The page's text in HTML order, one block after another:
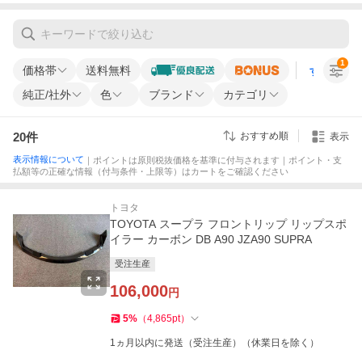
価格帯 送料無料 すべての条
純正/社外 色 ブランド カテゴリ
1
20件 おすすめ順 表示
表示情報について ｜ポイントは原則税抜価格を基準に付与されます｜ポイント・支
払額等の正確な情報（付与条件・上限等）はカートをご確認ください
トヨタ
TOYOTA スープラ フロントリップ リップスポ
イラー カーボン DB A90 JZA90 SUPRA
受注生産
106,000円
5% （4,865pt）
1ヵ月以内に発送（受注生産）（休業日を除く）